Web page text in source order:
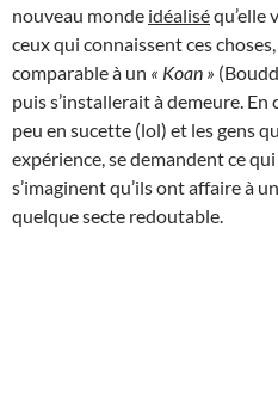
nouveau monde idéaliséqu’elle
ceux qui connaissent ces choses,
comparable à un « Koan »
puis s’installerait à demeure.
peu en sucette (lol) et les gens
expérience, se demandent ce
s’imaginent qu’ils ont affaire à
quelque secte redoutable.